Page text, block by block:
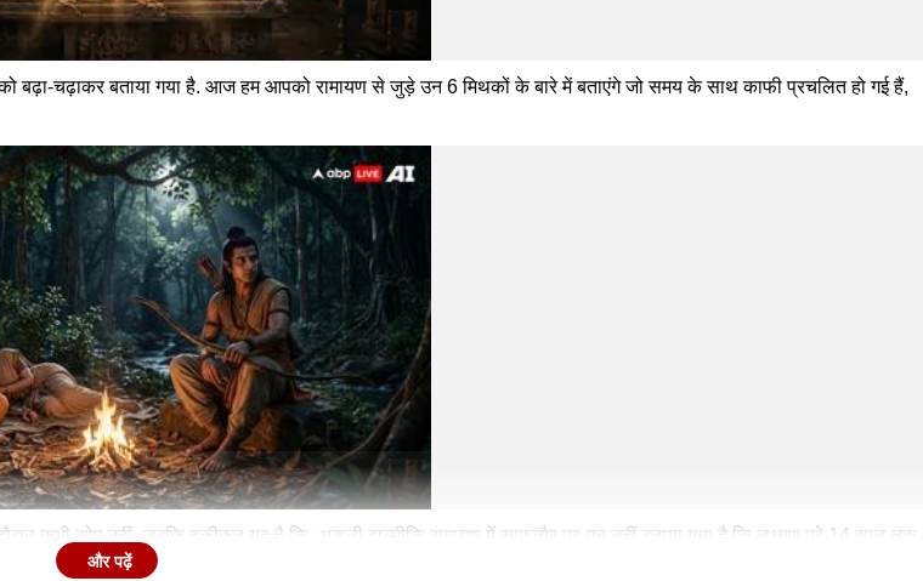
चढ़ाकर बताया गया है. आज हम आपको रामायण से जुड़े उन 6 मिथकों के बारे में बताएंगे जो समय के साथ काफी प्रचलित हो गई हैं,
कभी सोए नहीं. जबकि हकीकत यह है कि, असली वाल्मीकि रामायण में साफतौर पर यह नहीं बताया गया है कि लक्ष्मण पूरे 14 साल तक
और पढ़ें